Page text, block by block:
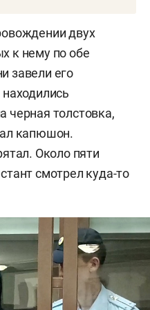
9:30 Галявиев
которой сам учился
и произвел
в людей,
комитет. Первый
— он выжил.
и спряталась
директор
по громкой связи
двух
к нему по обе
завели его
черная толстовка,
капюшон.
Около пяти
смотрел куда-то